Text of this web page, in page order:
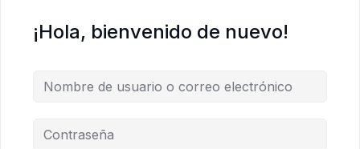
¡Hola, bienvenido de nuevo!